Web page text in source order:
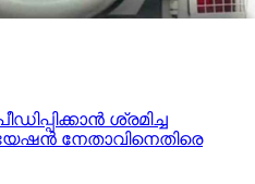
ശ്രമിച്ച
നേതാവിനെതിരെ